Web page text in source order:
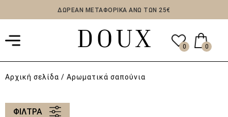
ΔΩΡΕΑΝ ΜΕΤΑΦΟΡΙΚΑ ΑΝΩ ΤΩΝ 25€
0 0
Αρχική σελίδα / Aρωματικά σαπούνια
ΦΙΛΤΡΑ